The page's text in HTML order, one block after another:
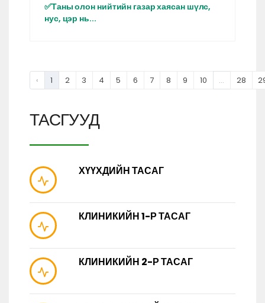
✅Таны олон нийтийн газар хаясан шүлс,
нус, цэр нь...
‹ 1 2 3 4 5 6 7 8 9 10 ... 28
ТАСГУУД
ХҮҮХДИЙН ТАСАГ
КЛИНИКИЙН 1-Р ТАСАГ
КЛИНИКИЙН 2-Р ТАСАГ